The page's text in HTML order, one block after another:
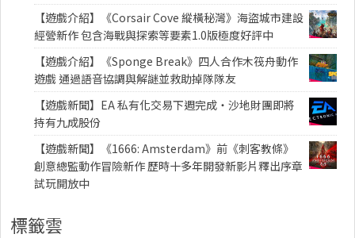
【遊戲介紹】《Corsair Cove 縱橫秘灣》海盜城市建設
經營新作 包含海戰與探索等要素1.0版極度好評中
【遊戲介紹】《Sponge Break》四人合作木筏舟動作
遊戲 通過語音協調與解謎並救助掉隊隊友
【遊戲新聞】EA 私有化交易下週完成・沙地財團即將
持有九成股份
【遊戲新聞】《1666: Amsterdam》前《刺客教條》
創意總監動作冒險新作 歷時十多年開發新影片釋出序章
試玩開放中
標籤雲